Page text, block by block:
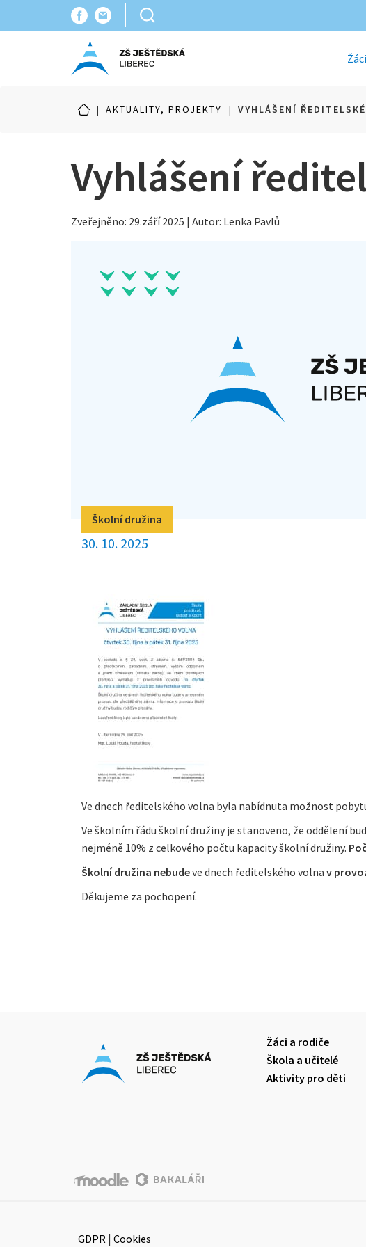
| AKTUALITY, PROJEKTY | VYHLÁŠENÍ
Vyhlášení
Zveřejněno: 29.září 2025 | Autor: Lenka Pavlů
Školní družina
30. 10. 2025
Ve dnech ředitelského volna byla nabídnuta možnost
Ve školním řádu školní družiny je stanoveno, že oddělení
nejméně 10% z celkového počtu kapacity školní družiny.
Školní družina nebudeve dnech ředitelského volna v
Děkujeme za pochopení.
Žáci a rodiče
Škola a učitelé
Aktivity pro děti
GDPR | Cookies